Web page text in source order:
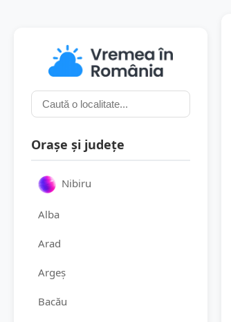
Orașe și județe
Nibiru
Alba
Arad
Argeș
Bacău